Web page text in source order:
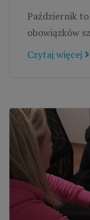
Październik
obowiązków
Czytaj więcej